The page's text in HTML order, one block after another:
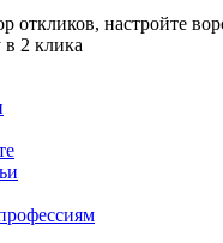
откликов, настройте
в 2 клика